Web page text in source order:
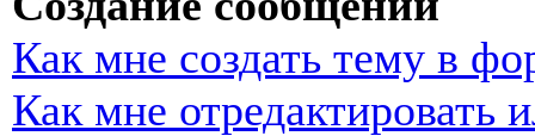
Как мне создать тему в
Как мне отредактировать